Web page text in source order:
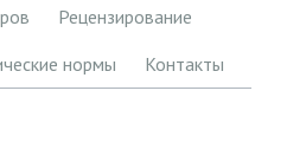
Рецензирование
нормы Контакты